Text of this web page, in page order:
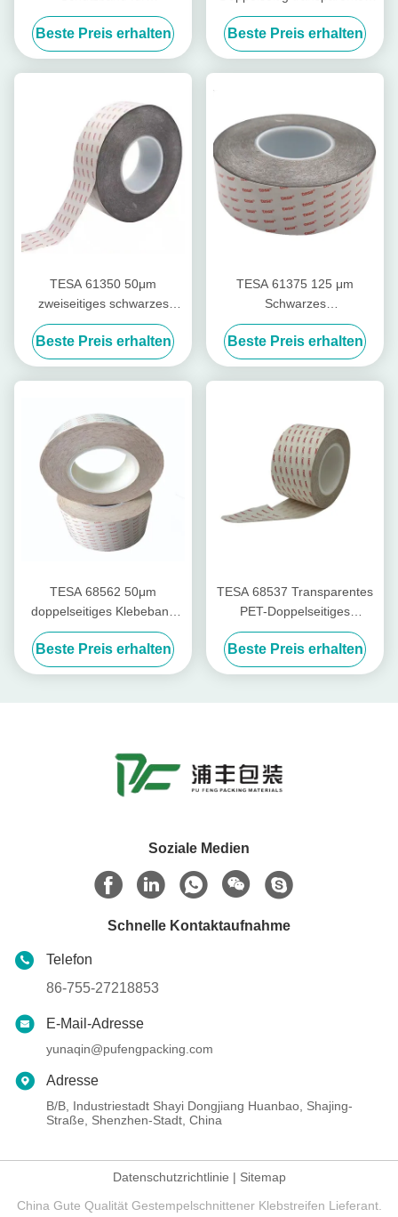
Druckzylinder- Weich
Beste Preis erhalten
PET-Folieband
Beste Preis erhalten
TESA 61350 50μm
zweiseitiges schwarzes
Hochleistungsband
Beste Preis erhalten
TESA 61375 125 μm
Schwarzes
Hochleistungsfilm-
Doppelseitiges Band mit
modifiziertem Acrylklebstoff
Beste Preis erhalten
TESA 68562 50μm
doppelseitiges Klebeband
mit Tackifiziertem Acryl für
eine äußere Wetterfestigkeit
Beste Preis erhalten
TESA 68537 Transparentes
PET-Doppelseitiges
Klebeband 0,1 mm Anti-
Rebond mit hoher
Temperaturbeständigkeit
Beste Preis erhalten
Soziale Medien
Schnelle Kontaktaufnahme
Telefon
86-755-27218853
E-Mail-Adresse
yunaqin@pufengpacking.com
Adresse
B/B, Industriestadt Shayi Dongjiang Huanbao, Shajing-
Straße, Shenzhen-Stadt, China
Datenschutzrichtlinie | Sitemap
China Gute Qualität Gestempelschnittener Klebstreifen Lieferant.